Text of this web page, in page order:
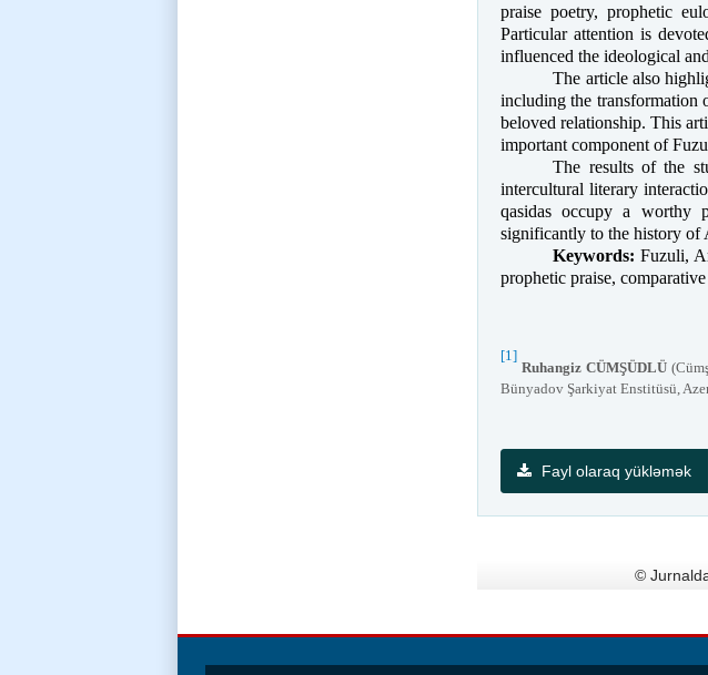
praise poetry, prophetic
Particular attention is
influenced the ideological
The article also
including the transformation
beloved relationship. This
important component of
The results of the
intercultural literary
qasidas occupy a worthy
significantly to the history of
Keywords: Fuzuli,
prophetic praise,
[1]
Ruhangiz CÜMŞÜDLÜ
Bünyadov Şarkiyat Enstitüsü,
Fayl olaraq yükləmək
©